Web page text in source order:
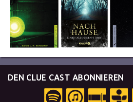
DEN CLUE CAST ABONNIEREN